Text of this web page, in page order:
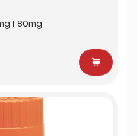
| 80mg